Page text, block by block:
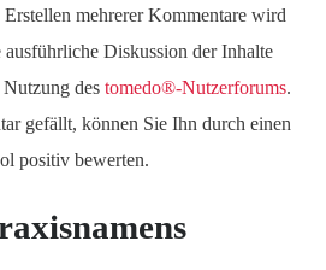
mehrerer Kommentare wird
Diskussion der Inhalte
des tomedo®-Nutzerforums.
gefällt, können Sie Ihn durch einen
positiv bewerten.